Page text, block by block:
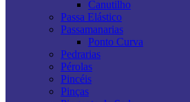
Canutilho
Passa Elástico
Passamanarias
Ponto Curva
Pedrarias
Pérolas
Pincéis
Pinças